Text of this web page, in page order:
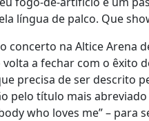
língua de palco. Que
concerto na Altice Arena
volta a fechar com o êxito
precisa de ser descrito
pelo título mais abreviado
who loves me” – para